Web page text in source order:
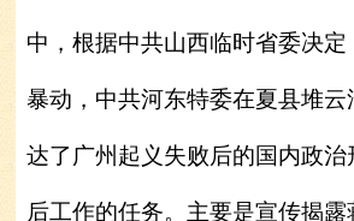
1 2
中，根据中共山西临时省委决
暴动，中共河东特委在夏县堆
达了广州起义失败后的国内政治
后工作的任务。主要是宣传揭露